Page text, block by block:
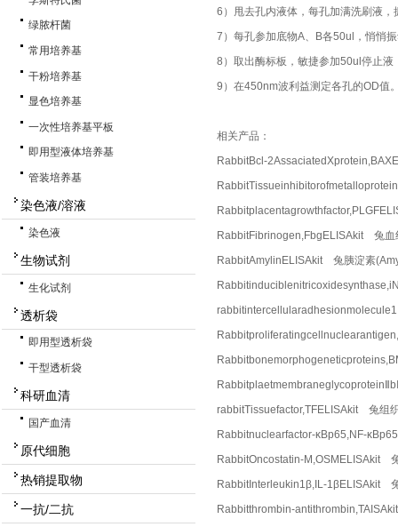
绿脓杆菌
常用培养基
干粉培养基
显色培养基
一次性培养基平板
即用型液体培养基
管装培养基
染色液/溶液
染色液
生物试剂
生化试剂
透析袋
即用型透析袋
干型透析袋
科研血清
国产血清
原代细胞
热销提取物
一抗/二抗
6）甩去孔内液体，每孔加满洗刷液
7）每孔参加底物A、B各50ul，悄悄
8）取出酶标板，敏捷参加50ul停止
9）在450nm波利益测定各孔的OD值
相关产品：
RabbitBcl-
RabbitFibrinogen,FbgELISAkit 兔血
RabbitAmylinELISAkit 兔胰淀素
rabbitTissuefactor,TFELISAkit 兔组
Rabbitnuclearfactor-κBp65,NF-
RabbitOncostatin-M,OSMELISAkit
RabbitInterleukin1β,IL-1βELISAkit
Rabbitthrombin-